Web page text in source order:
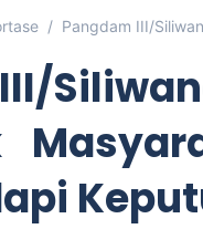
Pangdam III/